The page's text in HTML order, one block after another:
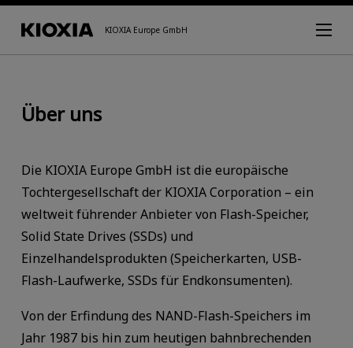
KIOXIA Europe GmbH
Über uns
Die KIOXIA Europe GmbH ist die europäische
Tochtergesellschaft der KIOXIA Corporation – ein
weltweit führender Anbieter von Flash-Speicher,
Solid State Drives (SSDs) und
Einzelhandelsprodukten (Speicherkarten, USB-
Flash-Laufwerke, SSDs für Endkonsumenten).
Von der Erfindung des NAND-Flash-Speichers im
Jahr 1987 bis hin zum heutigen bahnbrechenden